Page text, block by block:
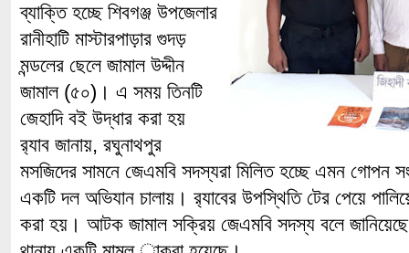
ব্যাক্তি হচ্ছে শিবগঞ্জ উপজেলার
রানীহাটি মাস্টারপাড়ার গুদড়
মন্ডলের ছেলে জামাল উদ্দীন
জামাল (৫০)। এ সময় তিনটি
জেহাদি বই উদ্ধার করা হয়
র‌্যাব জানায়, রঘুনাথপুর
মসজিদের সামনে জেএমবি সদস্যরা মিলিত হচ্ছে এমন গোপন
একটি দল অভিযান চালায়। র‌্যাবের উপস্থিতি টের পেয়ে
করা হয়। আটক জামাল সক্রিয় জেএমবি সদস্য বলে জানিয়েছে